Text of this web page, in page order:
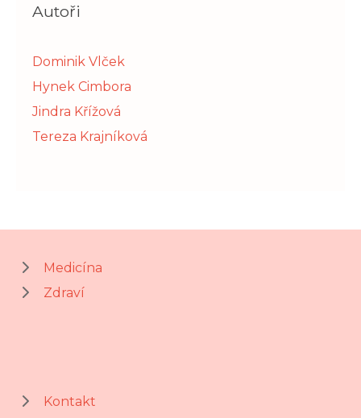
Autoři
Dominik Vlček
Hynek Cimbora
Jindra Křížová
Tereza Krajníková
Medicína
Zdraví
Kontakt